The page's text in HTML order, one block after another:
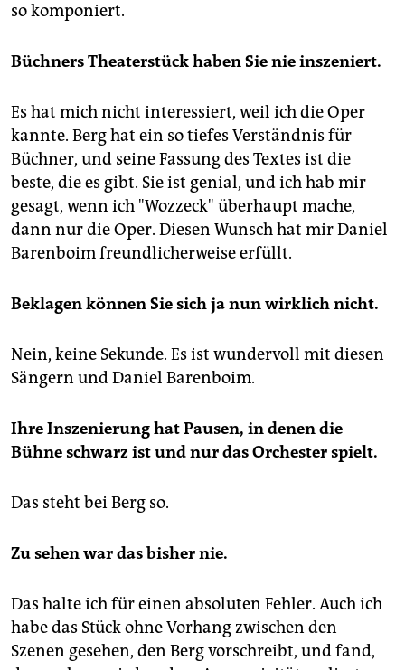
so komponiert.
Büchners Theaterstück haben Sie nie inszeniert.
Es hat mich nicht interessiert, weil ich die Oper
kannte. Berg hat ein so tiefes Verständnis für
Büchner, und seine Fassung des Textes ist die
beste, die es gibt. Sie ist genial, und ich hab mir
gesagt, wenn ich "Wozzeck" überhaupt mache,
dann nur die Oper. Diesen Wunsch hat mir Daniel
Barenboim freundlicherweise erfüllt.
Beklagen können Sie sich ja nun wirklich nicht.
Nein, keine Sekunde. Es ist wundervoll mit diesen
Sängern und Daniel Barenboim.
Ihre Inszenierung hat Pausen, in denen die
Bühne schwarz ist und nur das Orchester spielt.
Das steht bei Berg so.
Zu sehen war das bisher nie.
Das halte ich für einen absoluten Fehler. Auch ich
habe das Stück ohne Vorhang zwischen den
Szenen gesehen, den Berg vorschreibt, und fand,